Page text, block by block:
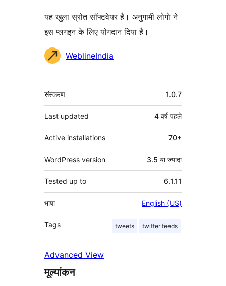
यह खुला स्रोत सॉफ्टवेयर है। अनुगामी लोगो ने
इस प्लगइन के लिए योगदान दिया है।
योगदानकर्ताWeblineIndia
मेटा
संस्करण 1.0.7
Last updated 4 वर्ष पहले
Active installations 70+
WordPress version 3.5 या ज्यादा
Tested up to 6.1.11
भाषा English (US)
Tags tweets twitter feeds
Advanced View
मूल्यांकन